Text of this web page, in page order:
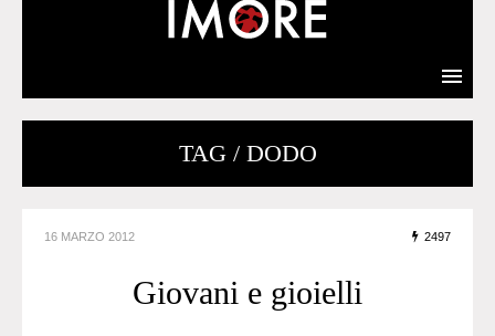
TAG / DODO
16 MARZO 2012 2497
Giovani e gioielli